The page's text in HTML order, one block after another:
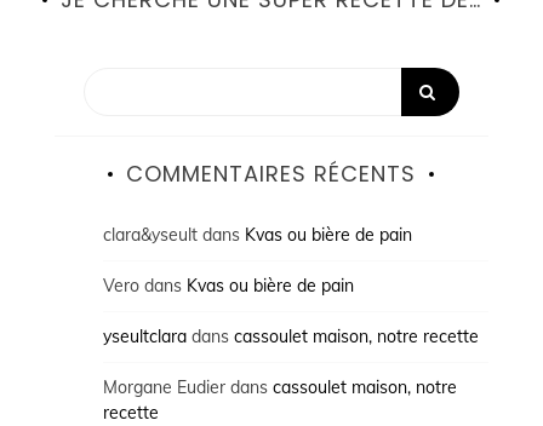
COMMENTAIRES RÉCENTS
clara&yseultdans Kvas ou bière de pain
Verodans Kvas ou bière de pain
yseultclaradans cassoulet maison, notre recette
Morgane Eudierdans cassoulet maison, notre
recette